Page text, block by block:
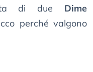
di due Dime
perché valgono